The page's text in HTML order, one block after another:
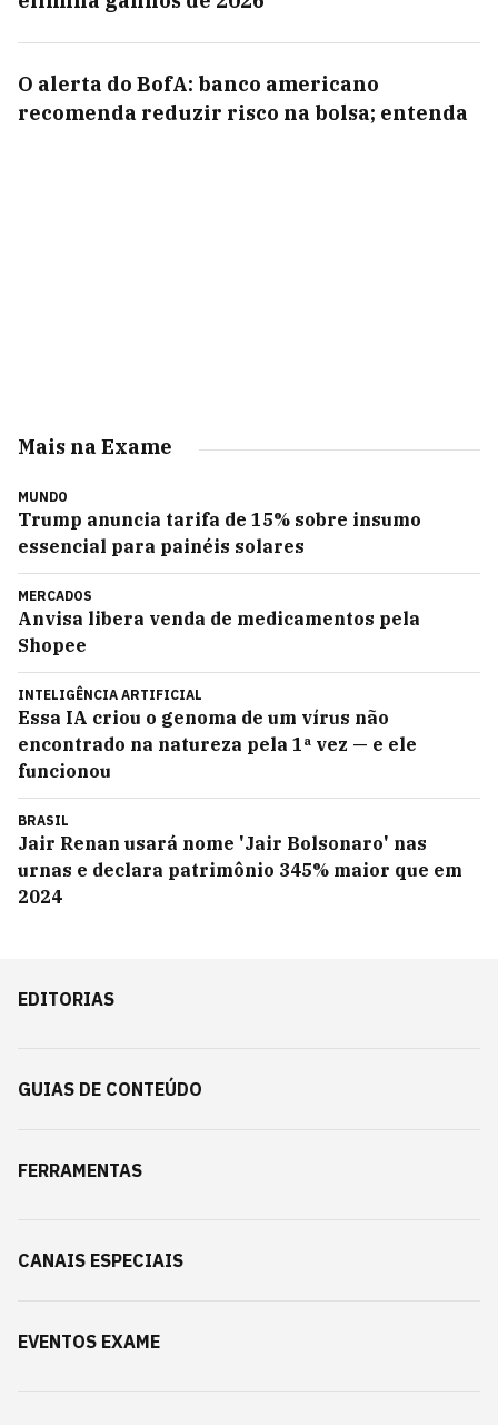
O alerta do BofA: banco americano
recomenda reduzir risco na bolsa; entenda
Mais na Exame
MUNDO
Trump anuncia tarifa de 15% sobre insumo
essencial para painéis solares
MERCADOS
Anvisa libera venda de medicamentos pela
Shopee
INTELIGÊNCIA ARTIFICIAL
Essa IA criou o genoma de um vírus não
encontrado na natureza pela 1ª vez — e ele
funcionou
BRASIL
Jair Renan usará nome 'Jair Bolsonaro' nas
urnas e declara patrimônio 345% maior que em
2024
EDITORIAS
GUIAS DE CONTEÚDO
FERRAMENTAS
CANAIS ESPECIAIS
EVENTOS EXAME